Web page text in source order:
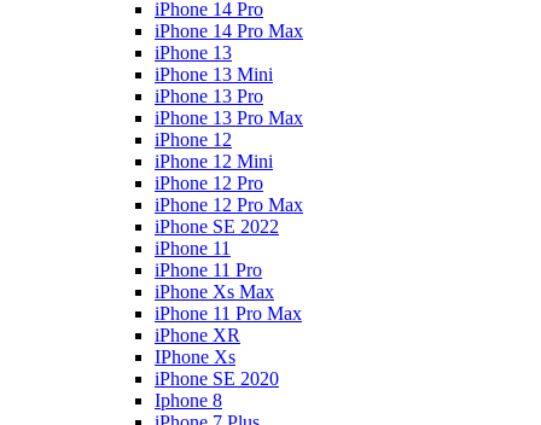
iPhone 14 Pro
iPhone 14 Pro Max
iPhone 13
iPhone 13 Mini
iPhone 13 Pro
iPhone 13 Pro Max
iPhone 12
iPhone 12 Mini
iPhone 12 Pro
iPhone 12 Pro Max
iPhone SE 2022
iPhone 11
iPhone 11 Pro
iPhone Xs Max
iPhone 11 Pro Max
iPhone XR
IPhone Xs
iPhone SE 2020
Iphone 8